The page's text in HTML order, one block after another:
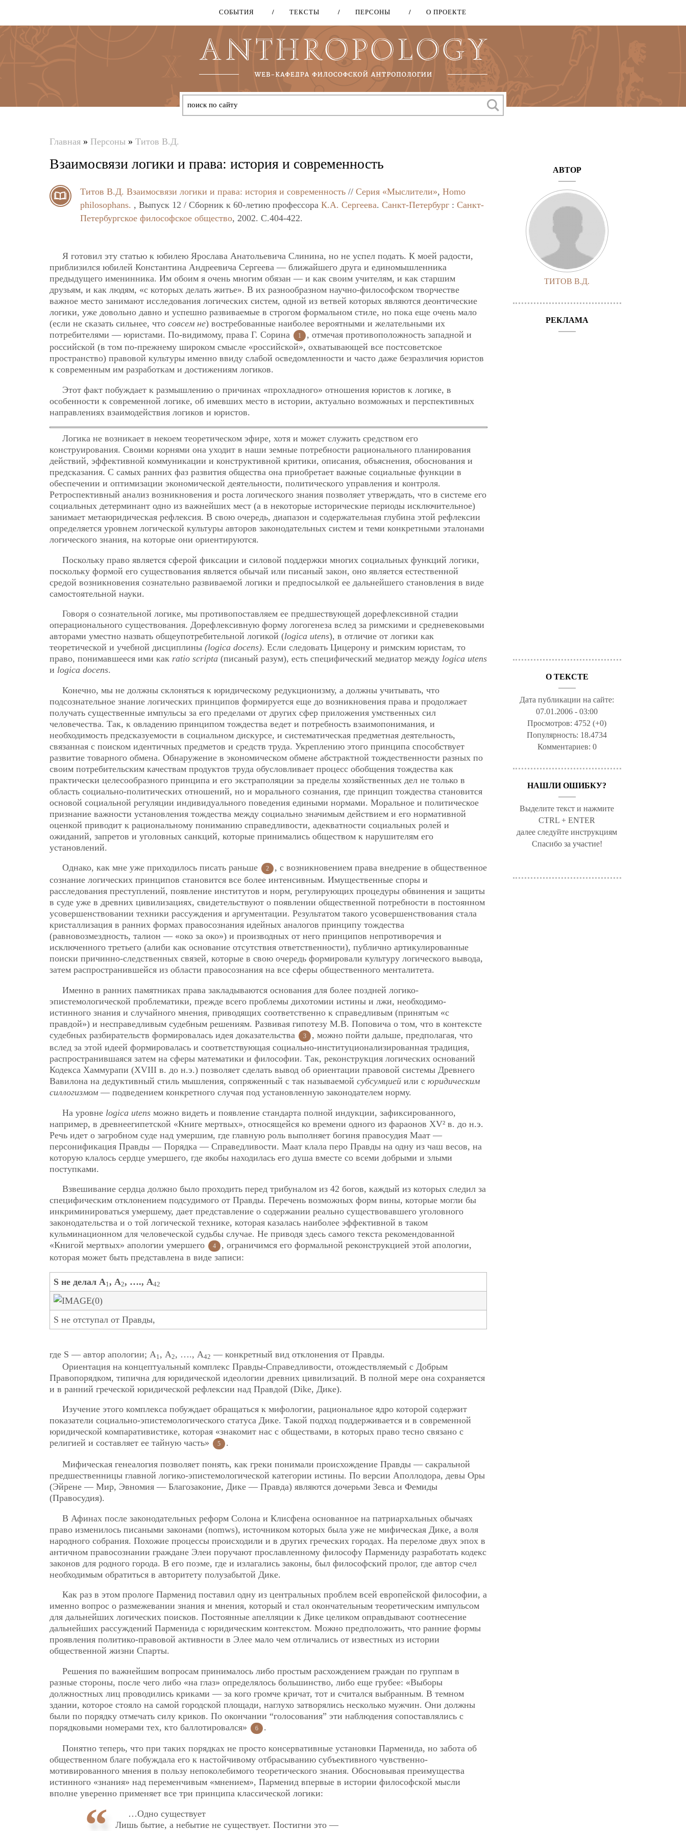
Перейти
основному
содержанию
СОБЫТИЯ ТЕКСТЫ ПЕРСОНЫ О ПРОЕКТЕ
здесь
Главная » Персоны » Титов В.Д.
Взаимосвязи логики и права: история и современность
Титов В.Д. Взаимосвязи логики и права: история и современность // Серия «Мыслители», Homo
philosophans. , Выпуск 12 / Сборник к 60-летию профессора К.А. Сергеева. Санкт-Петербург : Санкт-
Петербургское философское общество, 2002. C.404-422.
Я готовил эту статью к юбилею Ярослава Анатольевича Слинина, но не успел подать. К моей радости,
приблизился юбилей Константина Андреевича Сергеева — ближайшего друга и единомышленника
предыдущего именинника. Им обоим я очень многим обязан — и как своим учителям, и как старшим
друзьям, и как людям, «с которых делать житье». В их разнообразном научно-философском творчестве
важное место занимают исследования логических систем, одной из ветвей которых являются деонтические
логики, уже довольно давно и успешно развиваемые в строгом формальном стиле, но пока еще очень мало
(если не сказать сильнее, что совсем не) востребованные наиболее вероятными и желательными их
потребителями — юристами. По-видимому, права Г. Сорина
1
, отмечая противоположность западной и
российской (в том по-прежнему широком смысле «российской», охватывающей все постсоветское
пространство) правовой культуры именно ввиду слабой осведомленности и часто даже безразличия юристов
к современным им разработкам и достижениям логиков.
Этот факт побуждает к размышлению о причинах «прохладного» отношения юристов к логике, в
особенности к современной логике, об имевших место в истории, актуально возможных и перспективных
направлениях взаимодействия логиков и юристов.
Логика не возникает в некоем теоретическом эфире, хотя и может служить средством его
конструирования. Своими корнями она уходит в наши земные потребности рационального планирования
действий, эффективной коммуникации и конструктивной критики, описания, объяснения, обоснования и
предсказания. С самых ранних фаз развития общества она приобретает важные социальные функции в
обеспечении и оптимизации экономической деятельности, политического yпpaвления и контроля.
Ретроспективный анализ возникновения и роста логического знания позволяет утверждать, что в системе его
социальных детерминант одно из важнейших мест (а в некоторые исторические периоды исключительное)
занимает метаюридическая рефлексия. В свою очередь, диапазон и содержательная глубина этой рефлексии
определяется уровнем логической культуры авторов законодательных систем и теми конкретными эталонами
логического знания, на которые они ориентируются.
Поскольку право является сферой фиксации и силовой поддержки многих социальных функций логики,
поскольку формой его существования является обычай или писаный закон, оно является естественной
средой возникновения сознательно развиваемой логики и предпосылкой ее дальнейшего становления в виде
самостоятельной науки.
Говоря о сознательной логике, мы противопоставляем ее предшествующей дорефлексивной стадии
операционального существования. Дорефлексивную форму логогенеза вслед за римскими и средневековыми
авторами уместно назвать общеупотребительной логикой (logica utens), в отличие от логики как
теоретической и учебной дисциплины (logica docens). Если следовать Цицерону и римским юристам, то
право, понимавшееся ими как ratio scripta (писаный разум), есть специфический медиатор между logica utens
и logica docens.
Конечно, мы не должны склоняться к юридическому редукционизму, а должны учитывать, что
подсознательное знание логических принципов формируется еще до возникновения права и продолжает
получать существенные импульсы за его пределами от других сфер приложения умственных сил
человечества. Так, к овладению принципом тождества ведет и потребность взаимопонимания, и
необходимость предсказуемости в социальном дискурсе, и систематическая предметная деятельность,
связанная с поиском идентичных предметов и средств труда. Укреплению этого принципа способствует
развитие товарного обмена. Обнаружение в экономическом обмене абстрактной тождественности разных по
своим потребительским качествам продуктов труда обусловливает процесс обобщения тождества как
практически целесообразного принципа и его экстраполяции за пределы хозяйственных дел не только в
область социально-политических отношений, но и морального сознания, где принцип тождества становится
основой социальной регуляции индивидуального поведения едиными нормами. Моральное и политическое
признание важности установления тождества между социально значимым действием и его нормативной
оценкой приводит к рациональному пониманию справедливости, адекватности социальных ролей и
ожиданий, запретов и уголовных санкций, которые принимались обществом к нарушителям его
установлений.
Однако, как мне уже приходилось писать раньше
2
, с возникновением права внедрение в общественное
сознание логических принципов становится все более интенсивным. Имущественные споры и
расследования преступлений, появление институтов и норм, регулирующих процедуры обвинения и защиты
в суде уже в древних цивилизациях, свидетельствуют о появлении общественной потребности в постоянном
усовершенствовании техники рассуждения и аргументации. Результатом такого усовершенствования стала
кристаллизация в ранних формах правосознания идейных аналогов принципу тождества
(равновозмездность, талион — «око за око») и производных от него принципов непротиворечия и
исключенного третьего (алиби как основание отсутствия ответственности), публично артикулированные
поиски причинно-следственных связей, которые в свою очередь формировали культуру логического вывода,
затем распространившейся из области правосознания на все сферы общественного менталитета.
Именно в ранних памятниках права закладываются основания для более поздней логико-
эпистемологической проблематики, прежде всего проблемы дихотомии истины и лжи, необходимо-
истинного знания и случайного мнения, приводящих соответственно к справедливым (принятым «с
правдой») и несправедливым судебным решениям. Развивая гипотезу М.В. Поповича о том, что в контексте
судебных разбирательств формировалась идея доказательства
3
, можно пойти дальше, предполагая, что
вслед за этой идеей формировалась и соответствующая социально-институционализированная традиция,
распространившаяся затем на сферы математики и философии. Так, реконструкция логических оснований
Кодекса Хаммурапи (XVIII в. до н.э.) позволяет сделать вывод об ориентации правовой системы Древнего
Вавилона на дедуктивный стиль мышления, сопряженный с так называемой субсумцией или с юридическим
силлогизмом — подведением конкретного случая под установленную законодателем норму.
На уровне logica utens можно видеть и появление стандарта полной индукции, зафиксированного,
например, в древнеегипетской «Книге мертвых», относящейся ко времени одного из фараонов ХV² в. до н.э.
Речь идет о загробном суде над умершим, где главную роль выполняет богиня правосудия Маат —
персонификация Правды — Порядка — Справедливости. Маат клала перо Правды на одну из чаш весов, на
которую клалось сердце умершего, где якобы находилась его душа вместе со всеми добрыми и злыми
поступками.
Взвешивание сердца должно было проходить перед трибуналом из 42 богов, каждый из которых следил за
специфическим отклонением подсудимого от Правды. Перечень возможных форм вины, которые могли бы
инкриминироваться умершему, дает представление о содержании реально существовавшего уголовного
законодательства и о той логической технике, которая казалась наиболее эффективной в таком
кульминационном для человеческой судьбы случае. Не приводя здесь самого текста рекомендованной
«Книгой мертвых» апологии умершего
4
, ограничимся его формальной реконструкцией этой апологии,
которая может быть представлена в виде записи:
S не делал А1, А2, …., А42
S не отступал от Правды,
где S — автор апологии; А 1, А2, …., А42 — конкретный вид отклонения от Правды.
Ориентация на концептуальный комплекс Правды-Справедливости, отождествляемый с Добрым
Правопорядком, типична для юридической идеологии древних цивилизаций. В полной мере она сохраняется
и в ранний греческой юридической рефлексии над Правдой (Dike, Дике).
Изучение этого комплекса побуждает обращаться к мифологии, рациональное ядро которой содержит
показатели социально-эпистемологического статуса Дике. Такой подход поддерживается и в современной
юридической компаративистике, которая «знакомит нас с обществами, в которых право тесно связано с
религией и составляет ее тайную часть»
5 .
Мифическая генеалогия позволяет понять, как греки понимали происхождение Правды — сакральной
предшественницы главной логико-эпистемологической категории истины. По версии Аполлодора, девы Оры
(Эйрене — Мир, Эвномия — Благозаконие, Дике — Правда) являются дочерьми Зевса и Фемиды
(Правосудия).
В Афинах после законодательных реформ Солона и Клисфена основанное на патриархальных обычаях
право изменилось писаными законами (nomws), источником которых была уже не мифическая Дике, а воля
народного собрания. Похожие процессы происходили и в других греческих городах. На переломе двух эпох в
античном правосознании граждане Элеи поручают прославленному философу Пармениду разработать кодекс
законов для родного города. В его поэме, где и излагались законы, был философский пролог, где автор счел
необходимым обратиться в авторитету полузабытой Дике.
Как раз в этом прологе Парменид поставил одну из центральных проблем всей европейской философии, а
именно вопрос о размежевании знания и мнения, который и стал окончательным теоретическим импульсом
для дальнейших логических поисков. Постоянные апелляции к Дике целиком оправдывают соотнесение
дальнейших рассуждений Парменида с юридическим контекстом. Можно предположить, что ранние формы
проявления политико-правовой активности в Элее мало чем отличались от известных из истории
общественной жизни Спарты.
Решения по важнейшим вопросам принималось либо простым расхождением граждан по группам в
разные стороны, после чего либо «на глаз» определялось большинство, либо еще грубее: «Выборы
должностных лиц проводились криками — за кого громче кричат, тот и считался выбранным. В темном
здании, которое стояло на самой городской площади, наглухо затворялись несколько мужчин. Они должны
были по порядку отмечать силу криков. По окончании “голосования” эти наблюдения сопоставлялись с
порядковыми номерами тех, кто баллотировался»
6 .
Понятно теперь, что при таких порядках не просто консервативные установки Парменида, но забота об
общественном благе побуждала его к настойчивому отбрасыванию субъективного чувственно-
мотивированного мнения в пользу непоколебимого теоретического знания. Обосновывая преимущества
истинного «знания» над переменчивым «мнением», Парменид впервые в истории философской мысли
вполне уверенно применяет все три принципа классической логики:
…Одно существует
Лишь бытие, а небытие не существует. Постигни это —
АВТОР
ТИТОВ В.Д.
РЕКЛАМА
О ТЕКСТЕ
Дата публикации на сайте:
07.01.2006 - 03:00
Просмотров:4752 (+0)
Популярность: 18.4734
Комментариев: 0
НАШЛИ ОШИБКУ?
Выделите текст и нажмите
CTRL + ENTER
далее следуйте инструкциям
Спасибо за участие!